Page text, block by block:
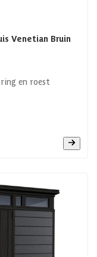
Venetian Bruin
en roest